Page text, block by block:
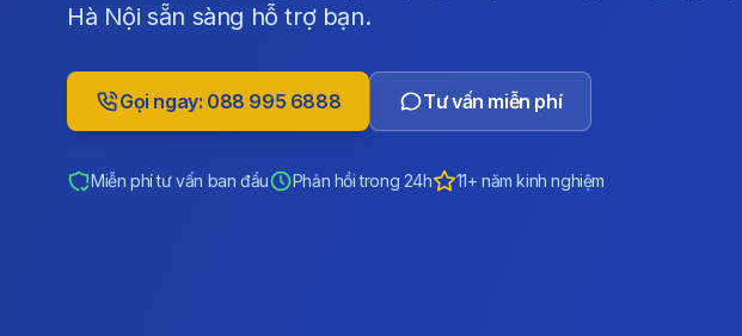
Hà Nội sẵn sàng hỗ trợ bạn.
Gọi ngay: 088 995 6888 Tư vấn miễn phí
Miễn phí tư vấn ban đầu Phản hồi trong 24h 11+ năm kinh nghiệm